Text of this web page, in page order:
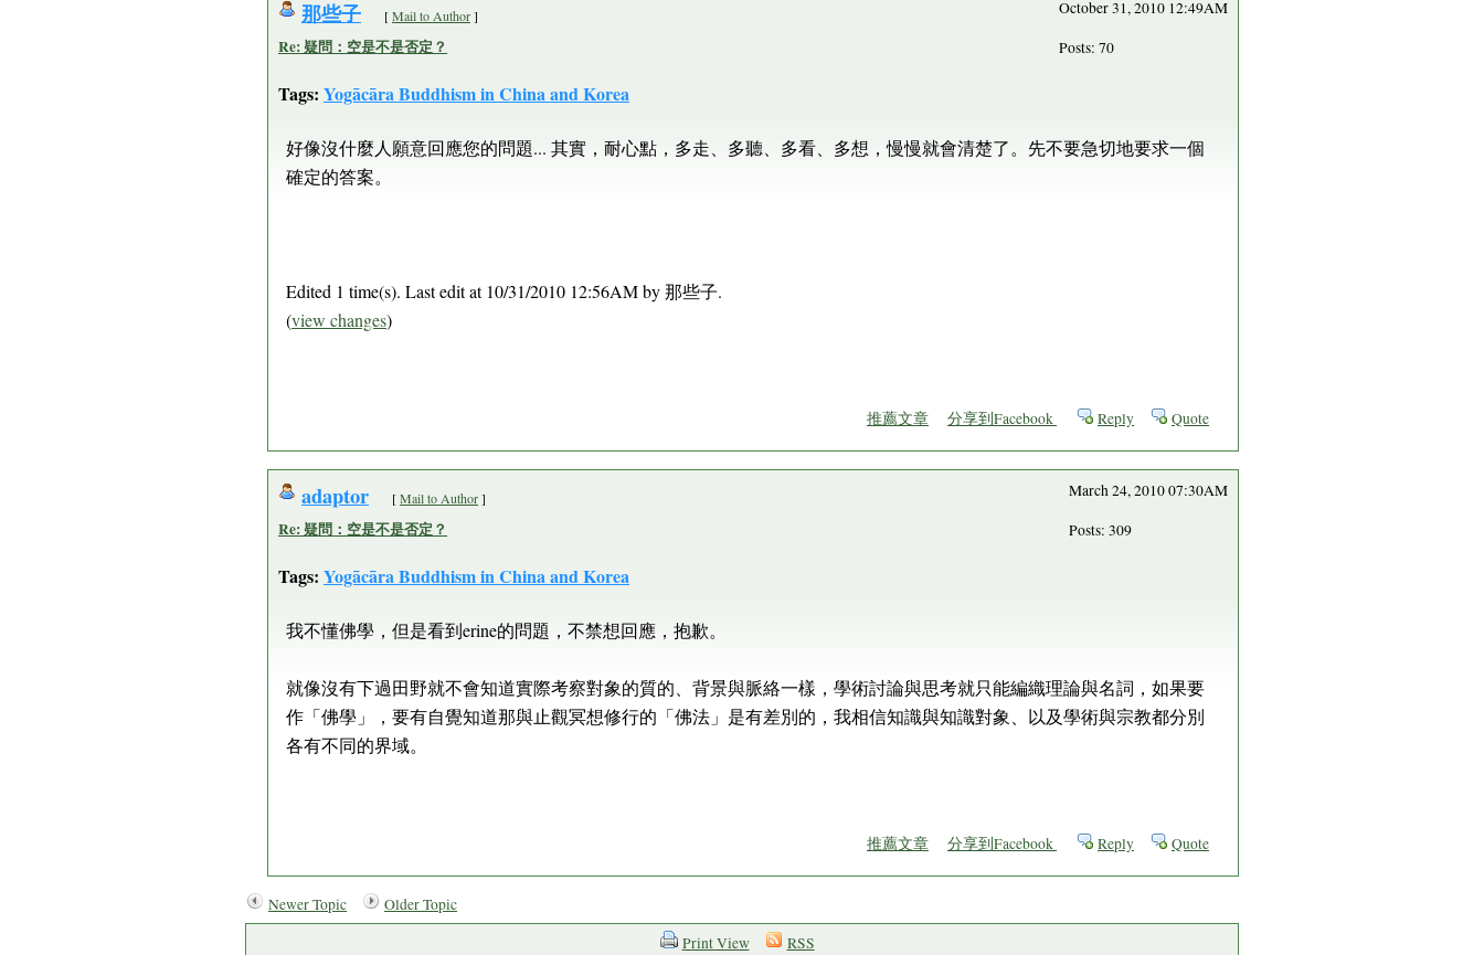
那些子 [Mail to Author]
Re: 疑問：空是不是否定？
Tags: Yogācāra Buddhism in China and Korea
October 31, 2010 12:49AM
Posts: 70
好像沒什麼人願意回應您的問題... 其實，耐心點，多走、多聽、多看、多想，慢慢就會清楚了。先不要急切地要求一個
確定的答案。
Edited 1 time(s). Last edit at 10/31/2010 12:56AM by 那些子.
(view changes)
推薦文章 分享到Facebook Reply Quote
adaptor [Mail to Author]
Re: 疑問：空是不是否定？
Tags: Yogācāra Buddhism in China and Korea
March 24, 2010 07:30AM
Posts: 309
我不懂佛學，但是看到erine的問題，不禁想回應，抱歉。
就像沒有下過田野就不會知道實際考察對象的質的、背景與脈絡一樣，學術討論與思考就只能編織理論與名詞，如果要
作「佛學」，要有自覺知道那與止觀冥想修行的「佛法」是有差別的，我相信知識與知識對象、以及學術與宗教都分別
各有不同的界域。
推薦文章 分享到Facebook Reply Quote
Newer Topic
Older Topic
Print View
RSS